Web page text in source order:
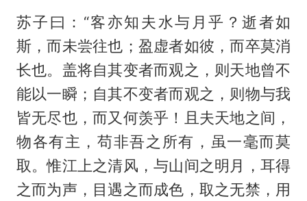
苏子曰：“客亦知夫水与月乎？逝者如
斯，而未尝往也；盈虚者如彼，而卒莫消
长也。盖将自其变者而观之，则天地曾不
能以一瞬；自其不变者而观之，则物与我
皆无尽也，而又何羡乎！且夫天地之间，
物各有主，苟非吾之所有，虽一毫而莫
取。惟江上之清风，与山间之明月，耳得
之而为声，目遇之而成色，取之无禁，用